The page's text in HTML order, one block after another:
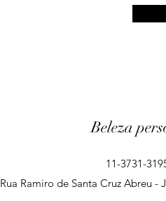
Beleza
11-3731-
Rua Ramiro de Santa Cruz Abreu -